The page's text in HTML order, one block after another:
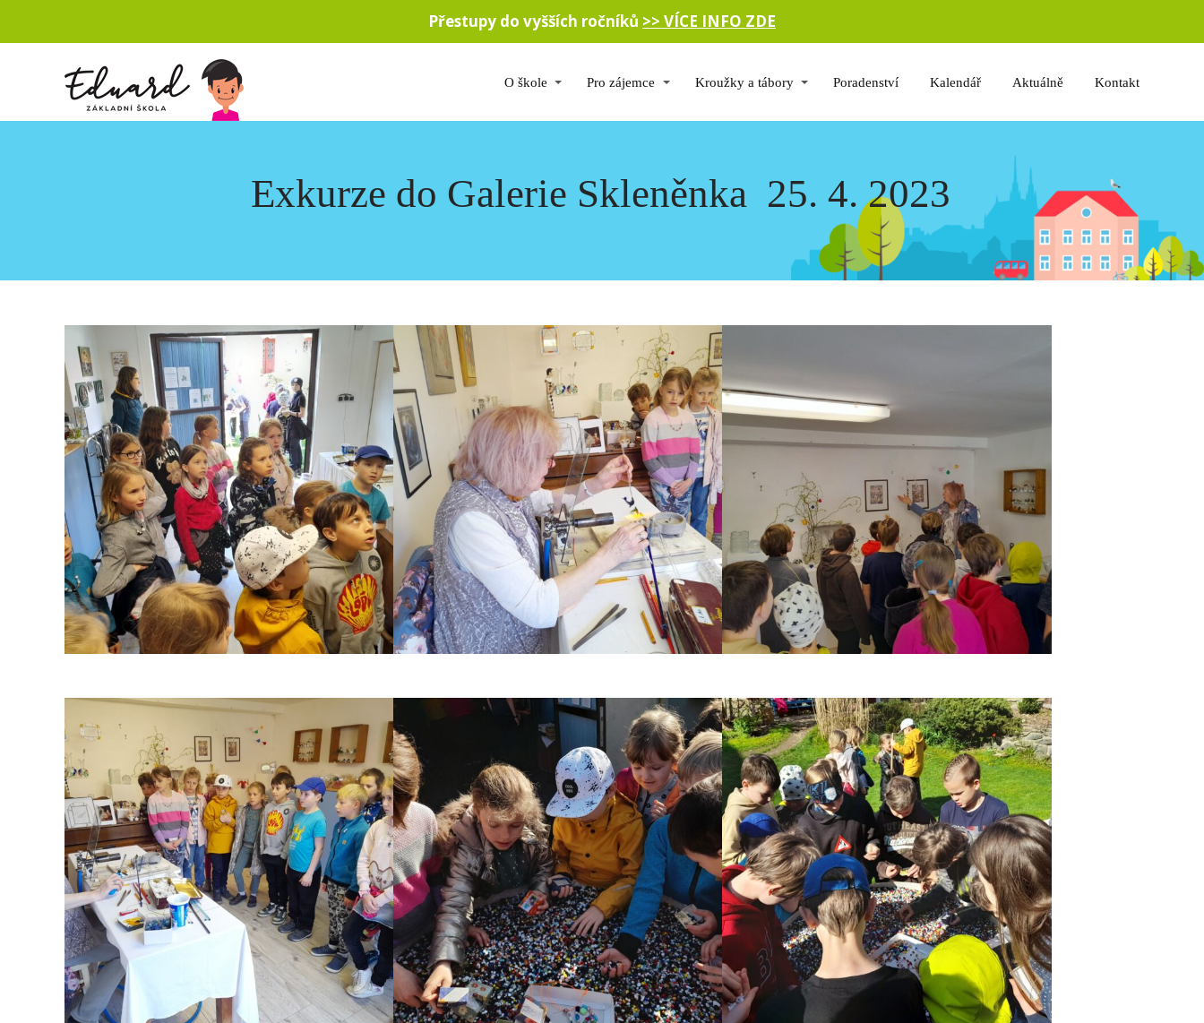
Přestupy do vyšších ročníků >> VÍCE INFO ZDE
O škole Pro zájemce Kroužky a tábory Poradenství Kalendář Aktuálně Kontakt
Exkurze do Galerie Skleněnka 25. 4. 2023